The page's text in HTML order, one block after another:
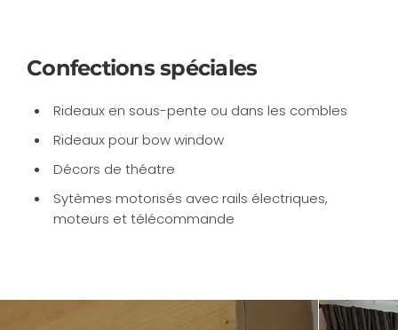
Confections spéciales
Rideaux en sous-pente ou dans les combles
Rideaux pour bow window
Décors de théatre
Sytèmes motorisés avec rails électriques,
moteurs et télécommande